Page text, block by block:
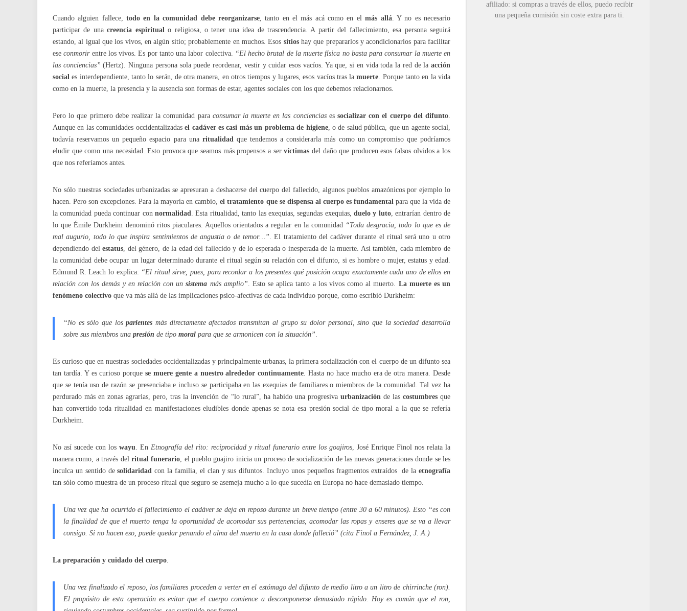
Cuando alguien fallece,todo en la comunidad debe reorganizarse, tanto en el más acá como en elmás allá. Y no es necesario
participar de unacreencia espiritualo religiosa, o tener una idea de trascendencia. A partir del fallecimiento, esa persona seguirá
estando, al igual que los vivos, en algún sitio; probablemente en muchos. Esos sitioshay que prepararlos y acondicionarlos para facilitar
ese conmorir entre los vivos. Es por tanto una labor colectiva. “El hecho brutal de la muerte física no basta para consumar la muerte en
las conciencias” (Hertz). Ninguna persona sola puede reordenar, vestir y cuidar esos vacíos. Ya que, si en vida toda la red de laacción
social es interdependiente, tanto lo serán, de otra manera, en otros tiempos y lugares, esos vacíos tras lamuerte. Porque tanto en la vida
como en la muerte, la presencia y la ausencia son formas de estar, agentes sociales con los que debemos relacionarnos.
Pero lo que primero debe realizar la comunidad para consumar la muerte en las concienciasessocializar con el cuerpo del difunto.
Aunque en las comunidades occidentalizadasel cadáver es casi más un problema de higiene, o de salud pública, que un agente social,
todavía reservamos un pequeño espacio para una ritualidadque tendemos a considerarla más como un compromiso que podríamos
eludir que como una necesidad. Esto provoca que seamos más propensos a servíctimas del daño que producen esos falsos olvidos a los
que nos referíamos antes.
No sólo nuestras sociedades urbanizadas se apresuran a deshacerse del cuerpo del fallecido, algunos pueblos amazónicos por ejemplo lo
hacen. Pero son excepciones. Para la mayoría en cambio,el tratamiento que se dispensa al cuerpo es fundamentalpara que la vida de
la comunidad pueda continuar con normalidad. Esta ritualidad, tanto las exequias, segundas exequias,duelo y luto, entrarían dentro de
lo que Émile Durkheim denominó ritos piaculares. Aquellos orientados a regular en la comunidad “Toda desgracia, todo lo que es de
mal augurio, todo lo que inspira sentimientos de angustia o de temor…”. El tratamiento del cadáver durante el ritual será uno u otro
dependiendo delestatus, del género, de la edad del fallecido y de lo esperada o inesperada de la muerte. Así también, cada miembro de
la comunidad debe ocupar un lugar determinado durante el ritual según su relación con el difunto, si es hombre o mujer, estatus y edad.
Edmund R. Leach lo explica: “El ritual sirve, pues, para recordar a los presentes qué posición ocupa exactamente cada uno de ellos en
relación con los demás y en relación con unsistema más amplio”. Esto se aplica tanto a los vivos como al muerto. La muerte es un
fenómeno colectivo que va más allá de las implicaciones psico-afectivas de cada individuo porque, como escribió Durkheim:
“No es sólo que losparientes más directamente afectados transmitan al grupo su dolor personal, sino que la sociedad desarrolla
sobre sus miembros una presión de tipo moral para que se armonicen con la situación”.
Es curioso que en nuestras sociedades occidentalizadas y principalmente urbanas, la primera socialización con el cuerpo de un difunto sea
tan tardía. Y es curioso porquese muere gente a nuestro alrededor continuamente. Hasta no hace mucho era de otra manera. Desde
que se tenía uso de razón se presenciaba e incluso se participaba en las exequias de familiares o miembros de la comunidad. Tal vez ha
perdurado más en zonas agrarias, pero, tras la invención de “lo rural”, ha habido una progresiva urbanizaciónde las costumbresque
han convertido toda ritualidad en manifestaciones eludibles donde apenas se nota esa presión social de tipo moral a la que se refería
Durkheim.
No así sucede con los wayu. En Etnografía del rito: reciprocidad y ritual funerario entre los goajiros, José Enrique Finol nos relata la
manera como, a través del ritual funerario, el pueblo guajiro inicia un proceso de socialización de las nuevas generaciones donde se les
inculca un sentido desolidaridad con la familia, el clan y sus difuntos. Incluyo unos pequeños fragmentos extraídos de laetnografía
tan sólo como muestra de un proceso ritual que seguro se asemeja mucho a lo que sucedía en Europa no hace demasiado tiempo.
Una vez que ha ocurrido el fallecimiento el cadáver se deja en reposo durante un breve tiempo (entre 30 a 60 minutos). Esto “es con
la finalidad de que el muerto tenga la oportunidad de acomodar sus pertenencias, acomodar las ropas y enseres que se va a llevar
consigo. Si no hacen eso, puede quedar penando el alma del muerto en la casa donde falleció” (cita Finol a Fernández, J. A.)
La preparación y cuidado del cuerpo.
Una vez finalizado el reposo, los familiares proceden a verter en el estómago del difunto de medio litro a un litro de chirrinche (ron).
El propósito de esta operación es evitar que el cuerpo comience a descomponerse demasiado rápido. Hoy es común que el ron,
afiliado: si compras a través de ellos, puedo recibir
una pequeña comisión sin coste extra para ti.